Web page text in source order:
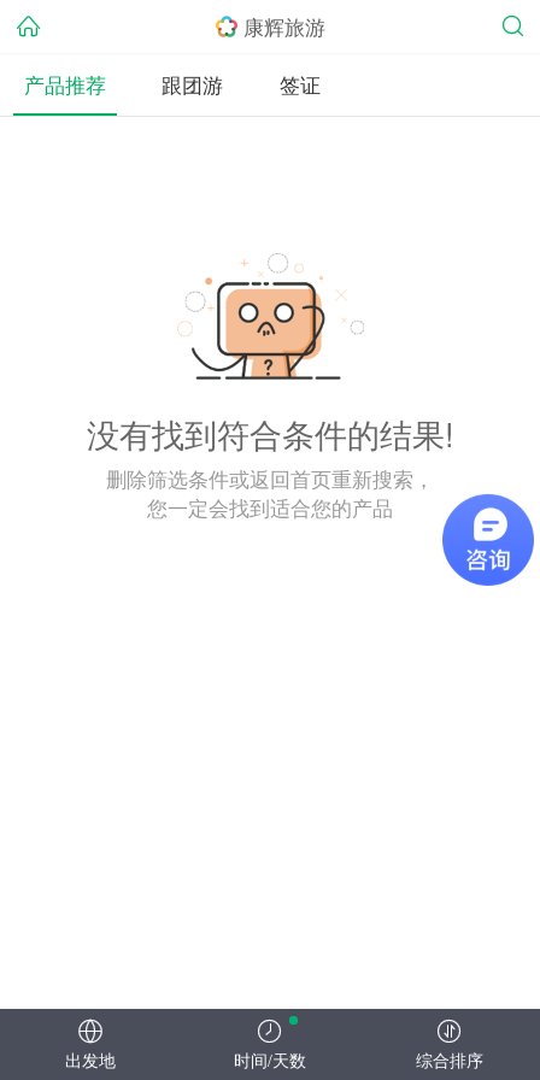
康辉旅游
产品推荐
跟团游 签证
没有找到符合条件的结果!
删除筛选条件或返回首页重新搜索，
您一定会找到适合您的产品
出发地 时间/天数 综合排序